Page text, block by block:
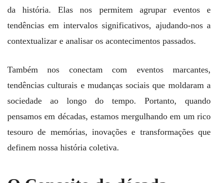
da história. Elas nos permitem agrupar eventos e
tendências em intervalos significativos, ajudando-nos a
contextualizar e analisar os acontecimentos passados.
Também nos conectam com eventos marcantes,
tendências culturais e mudanças sociais que moldaram a
sociedade ao longo do tempo. Portanto, quando
pensamos em décadas, estamos mergulhando em um rico
tesouro de memórias, inovações e transformações que
definem nossa história coletiva.